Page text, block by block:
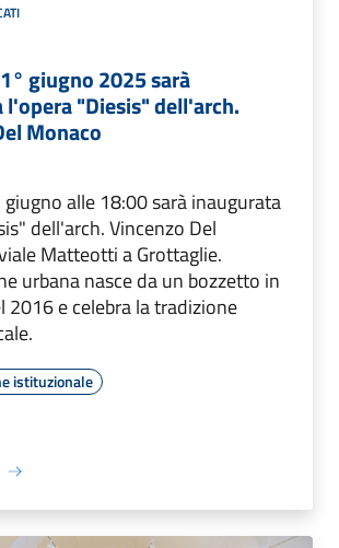
giugno 2025 sarà
"Diesis" dell'arch.
Monaco
alle 18:00 sarà inaugurata
dell'arch. Vincenzo Del
Matteotti a Grottaglie.
urbana nasce da un bozzetto in
2016 e celebra la tradizione
istituzionale